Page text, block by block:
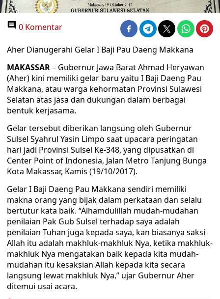
0 Komentar
Aher Dianugerahi Gelar I Baji Pau Daeng Makkana
MAKASSAR– Gubernur Jawa Barat Ahmad Heryawan
(Aher) kini memiliki gelar baru yaitu I Baji Daeng Pau
Makkana, atau warga kehormatan Provinsi Sulawesi
Selatan atas jasa dan dukungan dalam berbagai
bentuk kerjasama.
Gelar tersebut diberikan langsung oleh Gubernur
Sulsel Syahrul Yasin Limpo saat upacara peringatan
hari jadi Provinsi Sulsel Ke-348, yang dipusatkan di
Center Point of Indonesia, Jalan Metro Tanjung Bunga
Kota Makassar, Kamis (19/10/2017).
Gelar I Baji Daeng Pau Makkana sendiri memiliki
makna orang yang bijak dalam perkataan dan selalu
bertutur kata baik. “Alhamdulillah mudah-mudahan
penilaian Pak Gub Sulsel terhadap saya adalah
penilaian Tuhan juga kepada saya, kan biasanya saksi
Allah itu adalah makhluk-makhluk Nya, ketika makhluk-
makhluk Nya mengatakan baik kepada kita mudah-
mudahan itu kesaksian Allah kepada kita secara
langsung lewat makhluk Nya,” ujar Gubernur Aher
ditemui usai acara.